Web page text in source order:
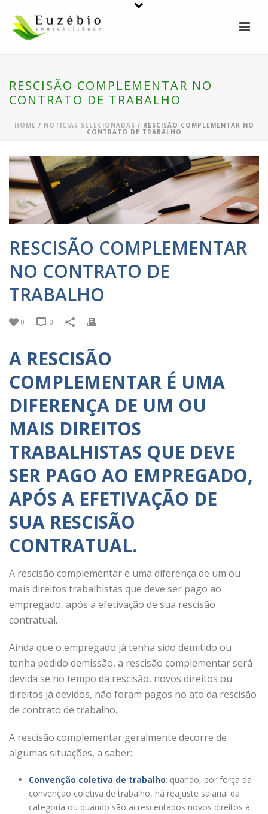
RESCISÃO COMPLEMENTAR NO
CONTRATO DE TRABALHO
HOME / NOTÍCIAS SELECIONADAS / RESCISÃO COMPLEMENTAR NO
CONTRATO DE TRABALHO
RESCISÃO COMPLEMENTAR
NO CONTRATO DE
TRABALHO
0 0
A RESCISÃO
COMPLEMENTAR É UMA
DIFERENÇA DE UM OU
MAIS DIREITOS
TRABALHISTAS QUE DEVE
SER PAGO AO EMPREGADO,
APÓS A EFETIVAÇÃO DE
SUA RESCISÃO
CONTRATUAL.
A rescisão complementar é uma diferença de um ou
mais direitos trabalhistas que deve ser pago ao
empregado, após a efetivação de sua rescisão
contratual.
Ainda que o empregado já tenha sido demitido ou
tenha pedido demissão, a rescisão complementar será
devida se no tempo da rescisão, novos direitos ou
direitos já devidos, não foram pagos no ato da rescisão
de contrato de trabalho.
A rescisão complementar geralmente decorre de
algumas situações, a saber:
Convenção coletiva de trabalho: quando, por força da
convenção coletiva de trabalho, há reajuste salarial da
categoria ou quando são acrescentados novos direitos à